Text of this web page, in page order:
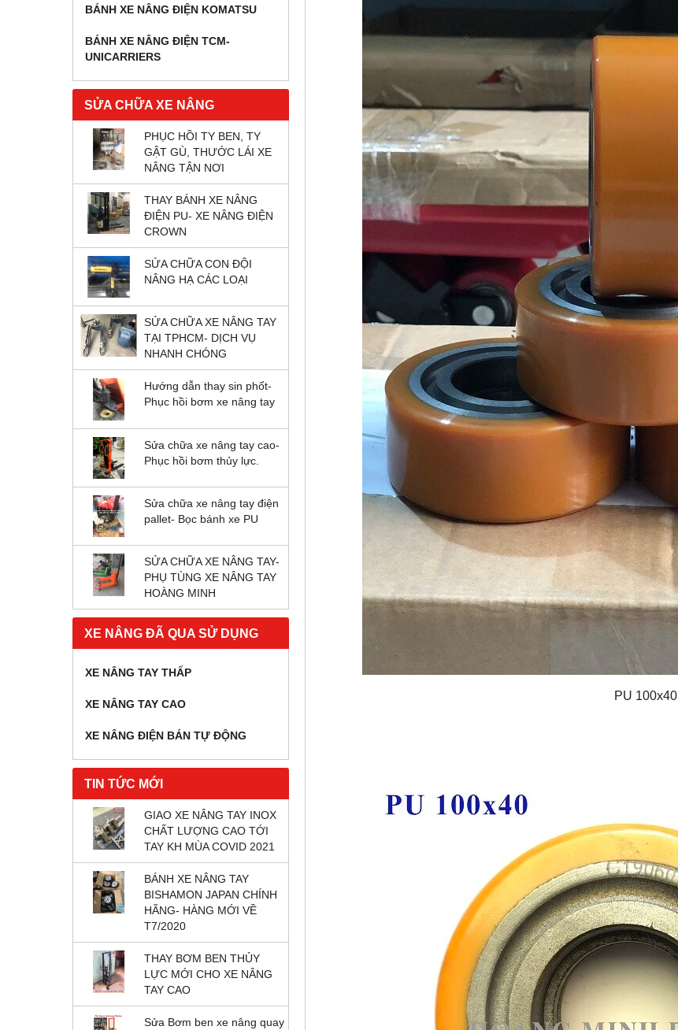
BÁNH XE NÂNG ĐIỆN KOMATSU
BÁNH XE NÂNG ĐIỆN TCM-
UNICARRIERS
SỬA CHỮA XE NÂNG
PHỤC HỒI TY BEN, TY
GẬT GÙ, THƯỚC LÁI XE
NÂNG TẬN NƠI
THAY BÁNH XE NÂNG
ĐIỆN PU- XE NÂNG ĐIỆN
CROWN
SỬA CHỮA CON ĐỘI
NÂNG HẠ CÁC LOẠI
SỬA CHỮA XE NÂNG TAY
TẠI TPHCM- DỊCH VỤ
NHANH CHÓNG
Hướng dẫn thay sin phốt-
Phục hồi bơm xe nâng tay
Sửa chữa xe nâng tay cao-
Phục hồi bơm thủy lực.
Sửa chữa xe nâng tay điện
pallet- Bọc bánh xe PU
SỬA CHỮA XE NÂNG TAY-
PHỤ TÙNG XE NÂNG TAY
HOÀNG MINH
XE NÂNG ĐÃ QUA SỬ DỤNG
XE NÂNG TAY THẤP
XE NÂNG TAY CAO
XE NÂNG ĐIỆN BÁN TỰ ĐỘNG
TIN TỨC MỚI
GIAO XE NÂNG TAY INOX
CHẤT LƯỢNG CAO TỚI
TAY KH MÙA COVID 2021
BÁNH XE NÂNG TAY
BISHAMON JAPAN CHÍNH
HÃNG- HÀNG MỚI VỀ
T7/2020
THAY BƠM BEN THỦY
LỰC MỚI CHO XE NÂNG
TAY CAO
Sửa Bơm ben xe nâng quay
PU 100x40